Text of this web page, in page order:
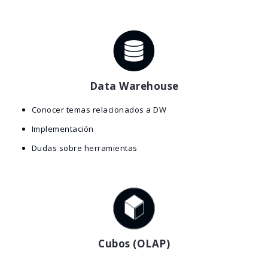
Data Warehouse
Conocer temas relacionados a DW
Implementación
Dudas sobre herramientas
Cubos (OLAP)